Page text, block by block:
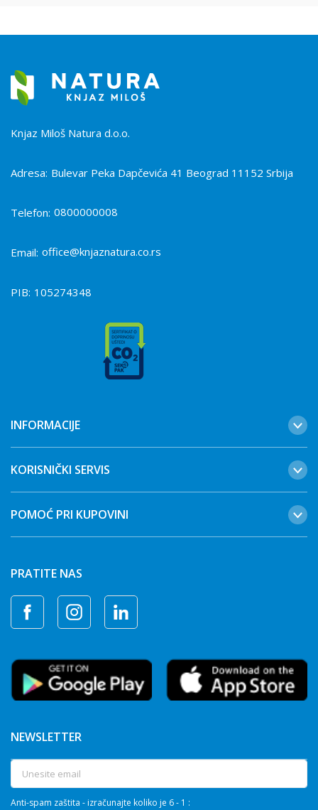
Knjaz Miloš Natura d.o.o.
Adresa: Bulevar Peka Dapčevića 41 Beograd 11152 Srbija
Telefon: 0800000008
Email: office@knjaznatura.co.rs
PIB: 105274348
INFORMACIJE
KORISNIČKI SERVIS
POMOĆ PRI KUPOVINI
PRATITE NAS
NEWSLETTER
Anti-spam zaštita - izračunajte koliko je 6 - 1 :